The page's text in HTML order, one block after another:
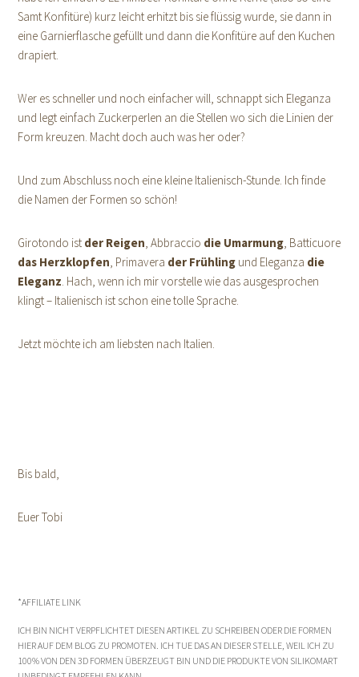
Samt Konfitüre) kurz leicht erhitzt bis sie flüssig wurde, sie dann in
eine Garnierflasche gefüllt und dann die Konfitüre auf den Kuchen
drapiert.
Wer es schneller und noch einfacher will, schnappt sich Eleganza
und legt einfach Zuckerperlen an die Stellen wo sich die Linien der
Form kreuzen. Macht doch auch was her oder?
Und zum Abschluss noch eine kleine Italienisch-Stunde. Ich finde
die Namen der Formen so schön!
Girotondo ist der Reigen , Abbraccio die Umarmung , Batticuore
das Herzklopfen , Primavera der Frühling und Eleganza die
Eleganz . Hach, wenn ich mir vorstelle wie das ausgesprochen
klingt – Italienisch ist schon eine tolle Sprache.
Jetzt möchte ich am liebsten nach Italien.
Bis bald,
Euer Tobi
*AFFILIATE LINK
ICH BIN NICHT VERPFLICHTET DIESEN ARTIKEL ZU SCHREIBEN ODER DIE FORMEN
HIER AUF DEM BLOG ZU PROMOTEN. ICH TUE DAS AN DIESER STELLE, WEIL ICH ZU
100% VON DEN 3D FORMEN ÜBERZEUGT BIN UND DIE PRODUKTE VON SILIKOMART